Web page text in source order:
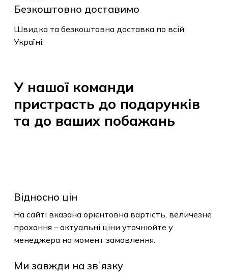
Безкоштовно доставимо
Швидка та безкоштовна доставка по всій
Україні.
У нашої команди
пристрасть до подарунків
та до ваших побажань
Відносно цін
На сайті вказана орієнтовна вартість, величезне
прохання – актуальні ціни уточнюйте у
менеджера на момент замовлення.
Ми завжди на звʼязку